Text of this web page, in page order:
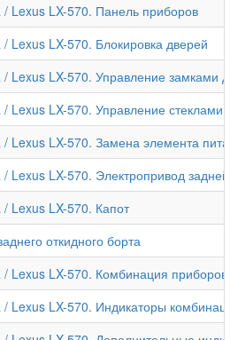
Lexus LX-570. Панель приборов
Lexus LX-570. Блокировка дверей
Lexus LX-570. Управление замками
Lexus LX-570. Управление стеклами
Lexus LX-570. Замена элемента
Lexus LX-570. Электропривод
Lexus LX-570. Капот
откидного борта
Lexus LX-570. Комбинация приборов
Lexus LX-570. Индикаторы